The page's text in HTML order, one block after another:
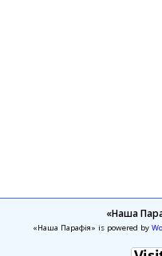
«Наша
«Наша Парафія» is powered by